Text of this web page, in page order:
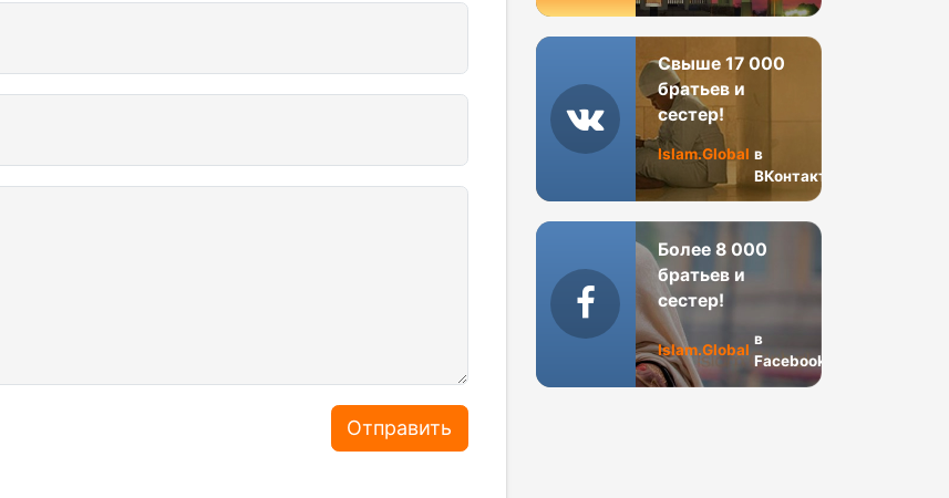
Отправить
Свыше 17 000
братьев и
сестер!
Islam.Global в
ВКонтакте
Более 8 000
братьев и
сестер!
Islam.Global
в
Facebook